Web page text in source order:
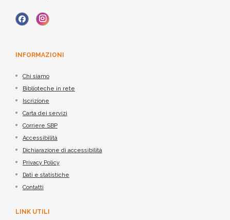
INFORMAZIONI
Chi siamo
Biblioteche in rete
Iscrizione
Carta dei servizi
Corriere SBP
Accessibilità
Dichiarazione di accessibilità
Privacy Policy
Dati e statistiche
Contatti
LINK UTILI